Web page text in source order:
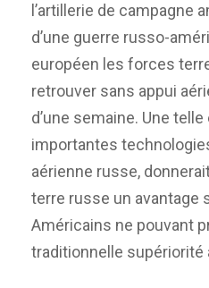
l’artillerie de campagne
d’une guerre russo-
européen les forces
retrouver sans appui
d’une semaine. Une
importantes
aérienne russe,
terre russe un avantage
Américains ne pouvant
traditionnelle supériorité